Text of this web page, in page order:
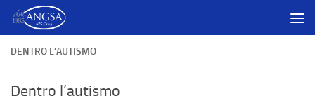
Salta al contenuto
DENTRO L’AUTISMO
Dentro l’autismo